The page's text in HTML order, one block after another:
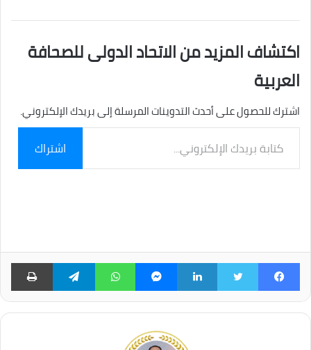
اكتشاف المزيد من الاتحاد الدولى للصحافة
العربية
اشترك للحصول على أحدث التدوينات المرسلة إلى بريدك الإلكتروني.
بريدك
الإلكتروني...
اشتراك
فيسبوك لينكدإن ماسنجر واتساب تيلقرام